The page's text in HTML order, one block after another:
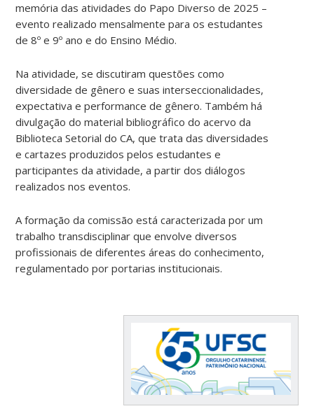
memória das atividades do Papo Diverso de 2025 –
evento realizado mensalmente para os estudantes
de 8º e 9º ano e do Ensino Médio.
Na atividade, se discutiram questões como
diversidade de gênero e suas interseccionalidades,
expectativa e performance de gênero. Também há
divulgação do material bibliográfico do acervo da
Biblioteca Setorial do CA, que trata das diversidades
e cartazes produzidos pelos estudantes e
participantes da atividade, a partir dos diálogos
realizados nos eventos.
A formação da comissão está caracterizada por um
trabalho transdisciplinar que envolve diversos
profissionais de diferentes áreas do conhecimento,
regulamentado por portarias institucionais.